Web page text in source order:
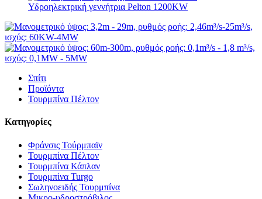
Υδροηλεκτρική γεννήτρια Pelton 1200KW
Σπίτι
Προϊόντα
Τουρμπίνα Πέλτον
Κατηγορίες
Φράνσις Τούρμπαϊν
Τουρμπίνα Πέλτον
Τουρμπίνα Κάπλαν
Τουρμπίνα Turgo
Σωληνοειδής Τουρμπίνα